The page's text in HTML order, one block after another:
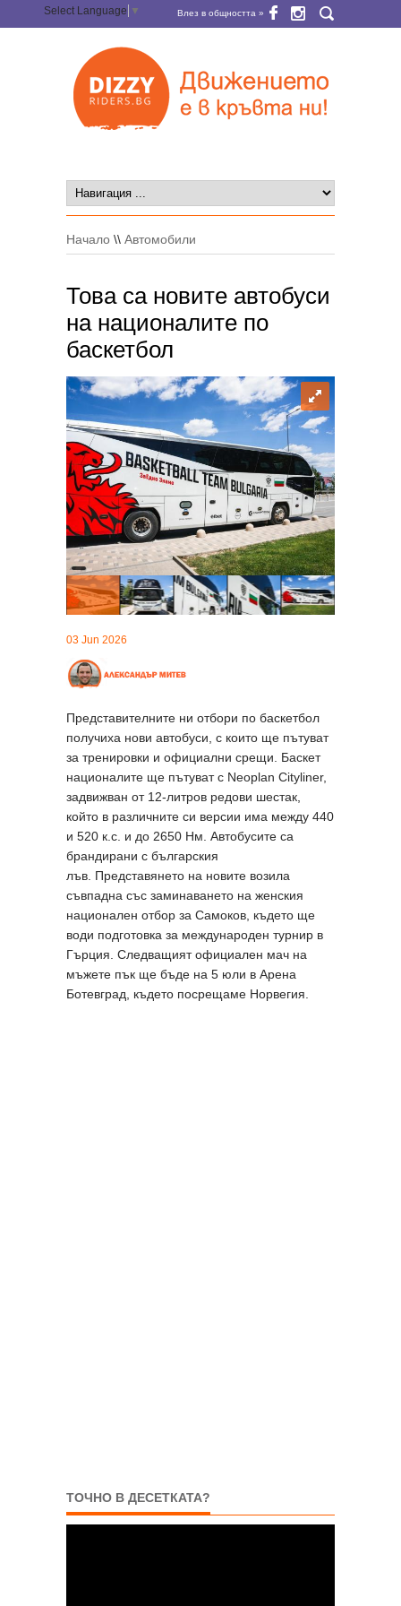
Select Language ▼ Влез в общността »
Начало \\ Автомобили
Това са новите автобуси
на националите по
баскетбол
03 Jun 2026
Представителните ни отбори по баскетбол
получиха нови автобуси, с които ще пътуват
за тренировки и официални срещи. Баскет
националите ще пътуват с Neoplan Cityliner,
задвижван от 12-литров редови шестак,
който в различните си версии има между 440
и 520 к.с. и до 2650 Нм. Автобусите са
брандирани с българския
лъв. Представянето на новите возила
съвпадна със заминаването на женския
национален отбор за Самоков, където ще
води подготовка за международен турнир в
Гърция. Следващият официален мач на
мъжете пък ще бъде на 5 юли в Арена
Ботевград, където посрещаме Норвегия.
ТОЧНО В ДЕСЕТКАТА?